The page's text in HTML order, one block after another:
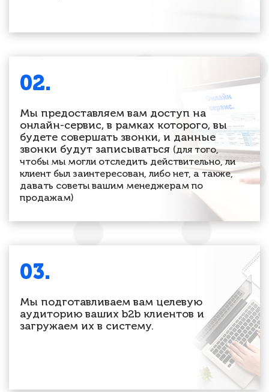
02.
Мы предоставляем вам доступ на
онлайн-сервис, в рамках которого, вы
будете совершать звонки, и данные
звонки будут записываться (для того,
чтобы мы могли отследить действительно, ли
клиент был заинтересован, либо нет, а также,
давать советы вашим менеджерам по
продажам)
03.
Мы подготавливаем вам целевую
аудиторию ваших b2b клиентов и
загружаем их в систему.